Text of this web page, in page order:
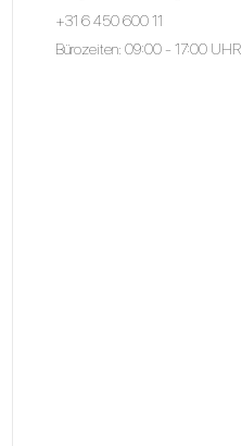
+31 6 450 600 11
Bürozeiten: 09:00 - 17:00 UHR